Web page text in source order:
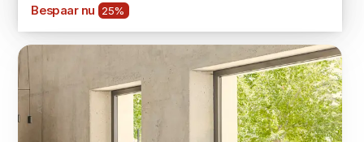
Bespaar nu 25%